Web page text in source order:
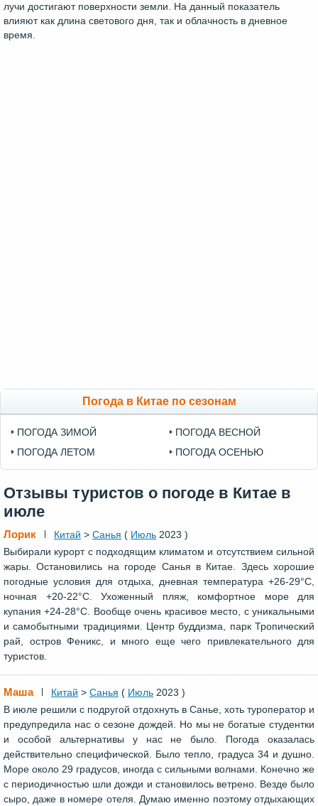
лучи достигают поверхности земли. На данный показатель
влияют как длина светового дня, так и облачность в дневное
время.
Погода в Китае по сезонам
ПОГОДА ЗИМОЙ
ПОГОДА ВЕСНОЙ
ПОГОДА ЛЕТОМ
ПОГОДА ОСЕНЬЮ
Отзывы туристов о погоде в Китае в
июле
Лорик Китай > Санья ( Июль 2023 )
Выбирали курорт с подходящим климатом и отсутствием сильной
жары. Остановились на городе Санья в Китае. Здесь хорошие
погодные условия для отдыха, дневная температура +26-29°C,
ночная +20-22°C. Ухоженный пляж, комфортное море для
купания +24-28°C. Вообще очень красивое место, с уникальными
и самобытными традициями. Центр буддизма, парк Тропический
рай, остров Феникс, и много еще чего привлекательного для
туристов.
Маша Китай > Санья ( Июль 2023 )
В июле решили с подругой отдохнуть в Санье, хоть туроператор и
предупредила нас о сезоне дождей. Но мы не богатые студентки
и особой альтернативы у нас не было. Погода оказалась
действительно специфической. Было тепло, градуса 34 и душно.
Море около 29 градусов, иногда с сильными волнами. Конечно же
с периодичностью шли дожди и становилось ветрено. Везде было
сыро, даже в номере отеля. Думаю именно поэтому отдыхающих